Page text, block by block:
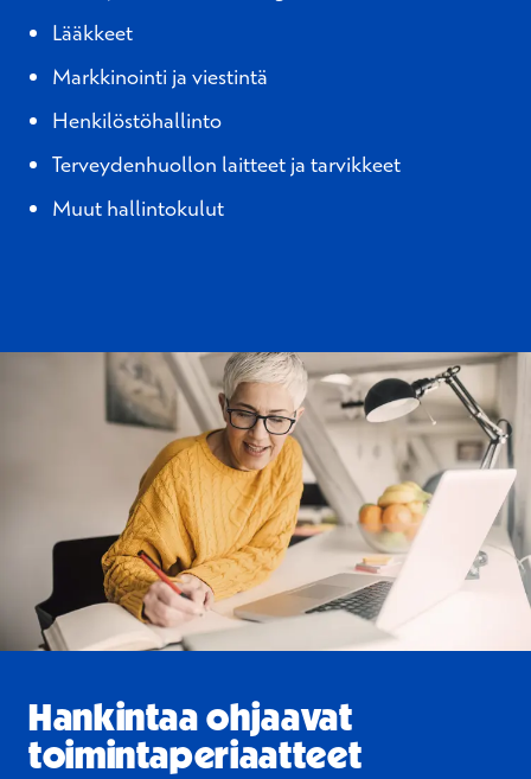
Lääkkeet
Markkinointi ja viestintä
Henkilöstöhallinto
Terveydenhuollon laitteet ja tarvikkeet
Muut hallintokulut
Hankintaa ohjaavat
toimintaperiaatteet